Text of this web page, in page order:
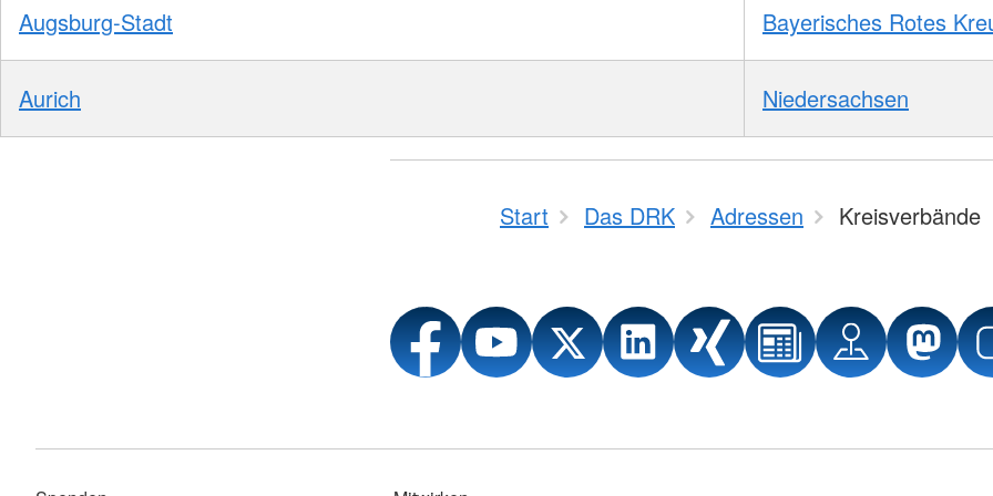
Augsburg-Stadt Bayerisches Rotes
Aurich Niedersachsen
Start Das DRK Adressen Kreisverbände